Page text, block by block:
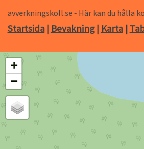
avverkningskoll.se - Här kan du hålla
Startsida| Bevakning| Karta|
+
−